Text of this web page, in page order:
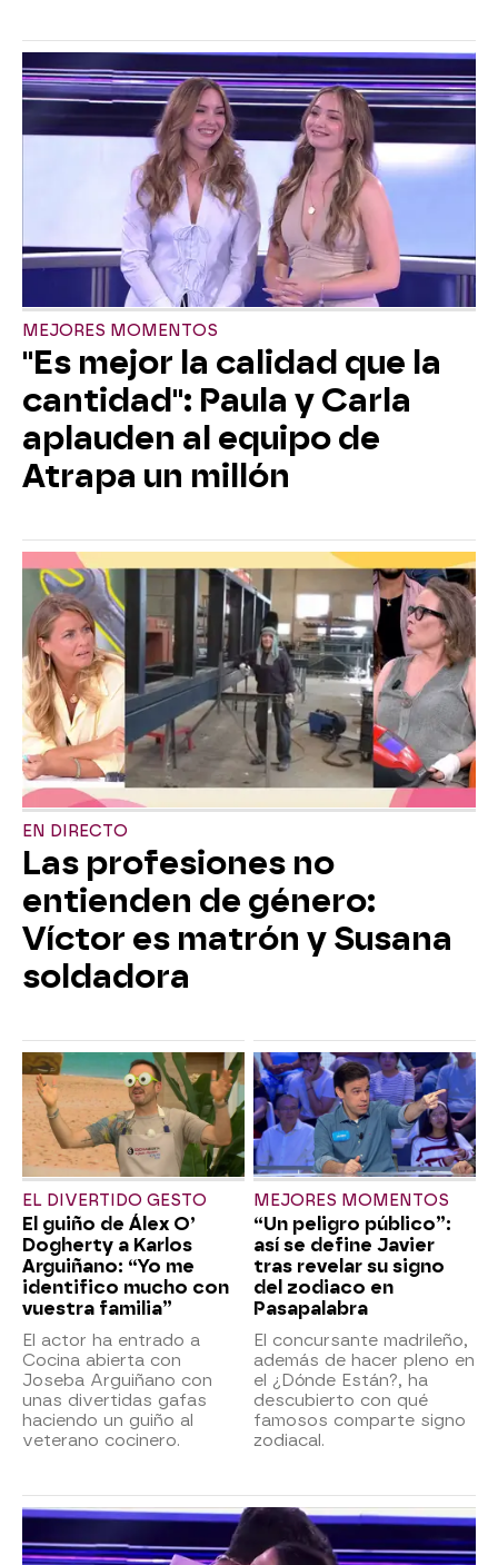
MEJORES MOMENTOS
"Es mejor la calidad que la
cantidad": Paula y Carla
aplauden al equipo de
Atrapa un millón
EN DIRECTO
Las profesiones no
entienden de género:
Víctor es matrón y Susana
soldadora
EL DIVERTIDO GESTO
El guiño de Álex O’
Dogherty a Karlos
Arguiñano: “Yo me
identifico mucho con
vuestra familia”
El actor ha entrado a
Cocina abierta con
Joseba Arguiñano con
unas divertidas gafas
haciendo un guiño al
veterano cocinero.
MEJORES MOMENTOS
“Un peligro público”:
así se define Javier
tras revelar su signo
del zodiaco en
Pasapalabra
El concursante madrileño,
además de hacer pleno en
el ¿Dónde Están?, ha
descubierto con qué
famosos comparte signo
zodiacal.